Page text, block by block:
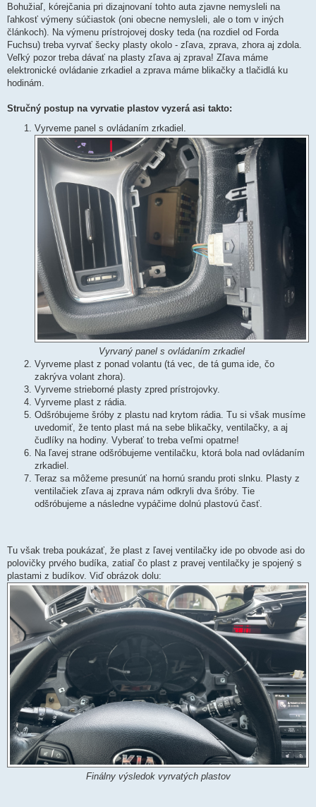
Bohužiaľ, kórejčania pri dizajnovaní tohto auta zjavne nemysleli na
ľahkosť výmeny súčiastok (oni obecne nemysleli, ale o tom v iných
článkoch). Na výmenu prístrojovej dosky teda (na rozdiel od Forda
Fuchsu) treba vyrvať šecky plasty okolo - zľava, zprava, zhora aj zdola.
Veľký pozor treba dávať na plasty zľava aj zprava! Zľava máme
elektronické ovládanie zrkadiel a zprava máme blikačky a tlačidlá ku
hodinám.
Stručný postup na vyrvatie plastov vyzerá asi takto:
Vyrveme panel s ovládaním zrkadiel.
Vyrvaný panel s ovládaním zrkadiel
Vyrveme plast z ponad volantu (tá vec, de tá guma ide, čo
zakrýva volant zhora).
Vyrveme strieborné plasty zpred prístrojovky.
Vyrveme plast z rádia.
Odšróbujeme šróby z plastu nad krytom rádia. Tu si však musíme
uvedomiť, že tento plast má na sebe blikačky, ventilačky, a aj
čudlíky na hodiny. Vyberať to treba veľmi opatrne!
Na ľavej strane odšróbujeme ventilačku, ktorá bola nad ovládaním
zrkadiel.
Teraz sa môžeme presunúť na hornú srandu proti slnku. Plasty z
ventilačiek zľava aj zprava nám odkryli dva šróby. Tie
odšróbujeme a následne vypáčime dolnú plastovú časť.
Tu však treba poukázať, že plast z ľavej ventilačky ide po obvode asi do
polovičky prvého budíka, zatiaľ čo plast z pravej ventilačky je spojený s
plastami z budíkov. Viď obrázok dolu:
Finálny výsledok vyrvatých plastov